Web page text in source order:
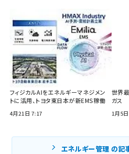
フィジカルAIをエネルギーマネジメン
トに活用、トヨタ東日本が新EMS稼働
4月21日 7:17
世界
ガス
1月5
エネルギー管理 の記